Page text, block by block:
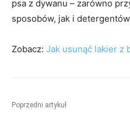
psa z dywanu – zarówno
sposobów, jak i
Zobacz: Jak usunąć lakier z
Poprzedni artykuł